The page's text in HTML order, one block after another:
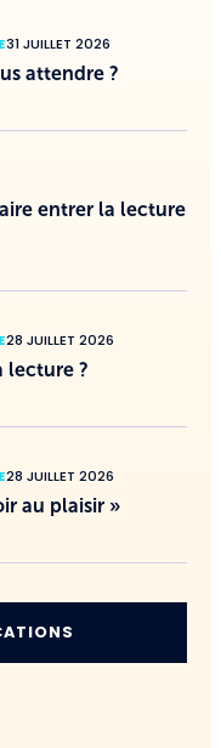
31 JUILLET 2026
attendre ?
entrer la lecture
28 JUILLET 2026
lecture ?
28 JUILLET 2026
au plaisir »